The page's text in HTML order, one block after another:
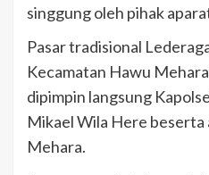
singgung oleh pihak
Pasar tradisional
Kecamatan Hawu Mehara
dipimpin langsung
Mikael Wila Here
Mehara.